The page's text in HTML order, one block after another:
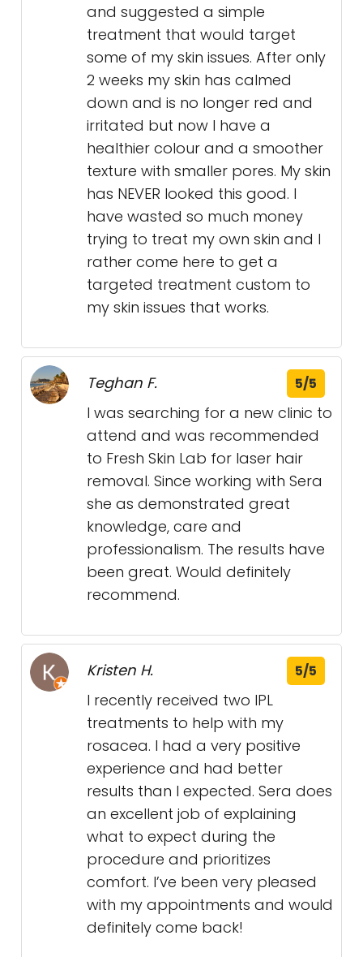
and suggested a simple
treatment that would target
some of my skin issues. After only
2 weeks my skin has calmed
down and is no longer red and
irritated but now I have a
healthier colour and a smoother
texture with smaller pores. My skin
has NEVER looked this good. I
have wasted so much money
trying to treat my own skin and I
rather come here to get a
targeted treatment custom to
my skin issues that works.
Teghan F. 5/5
I was searching for a new clinic to
attend and was recommended
to Fresh Skin Lab for laser hair
removal. Since working with Sera
she as demonstrated great
knowledge, care and
professionalism. The results have
been great. Would definitely
recommend.
Kristen H. 5/5
I recently received two IPL
treatments to help with my
rosacea. I had a very positive
experience and had better
results than I expected. Sera does
an excellent job of explaining
what to expect during the
procedure and prioritizes
comfort. I’ve been very pleased
with my appointments and would
definitely come back!